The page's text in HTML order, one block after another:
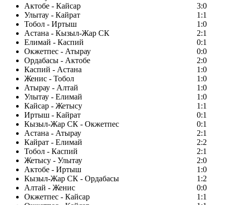
Актобе - Кайсар
3:0
Улытау - Кайрат
1:1
Тобол - Иртыш
1:0
Астана - Кызыл-Жар СК
2:1
Елимай - Каспий
0:1
Окжетпес - Атырау
0:0
Ордабасы - Актобе
2:0
Каспий - Астана
1:0
Женис - Тобол
1:0
Атырау - Алтай
1:0
Улытау - Елимай
1:0
Кайсар - Жетысу
1:1
Иртыш - Кайрат
0:1
Кызыл-Жар СК - Окжетпес
0:1
Астана - Атырау
2:1
Кайрат - Елимай
2:2
Тобол - Каспий
2:1
Жетысу - Улытау
2:0
Актобе - Иртыш
1:0
Кызыл-Жар СК - Ордабасы
1:2
Алтай - Женис
0:0
Окжетпес - Кайсар
1:1